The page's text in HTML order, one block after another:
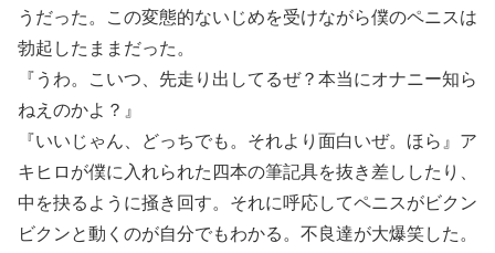
うだった。この変態的ないじめを受けながら僕のペニスは
勃起したままだった。
『うわ。こいつ、先走り出してるぜ？本当にオナニー知ら
ねえのかよ？』
『いいじゃん、どっちでも。それより面白いぜ。ほら』ア
キヒロが僕に入れられた四本の筆記具を抜き差ししたり、
中を抉るように掻き回す。それに呼応してペニスがビクン
ビクンと動くのが自分でもわかる。不良達が大爆笑した。